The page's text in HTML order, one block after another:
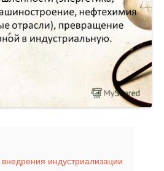
индустриализации